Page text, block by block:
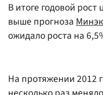
В итоге годовой
выше прогноза
ожидало роста на
На протяжении 2012